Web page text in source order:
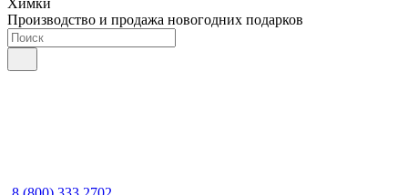
Химки
Производство и продажа новогодних подарков